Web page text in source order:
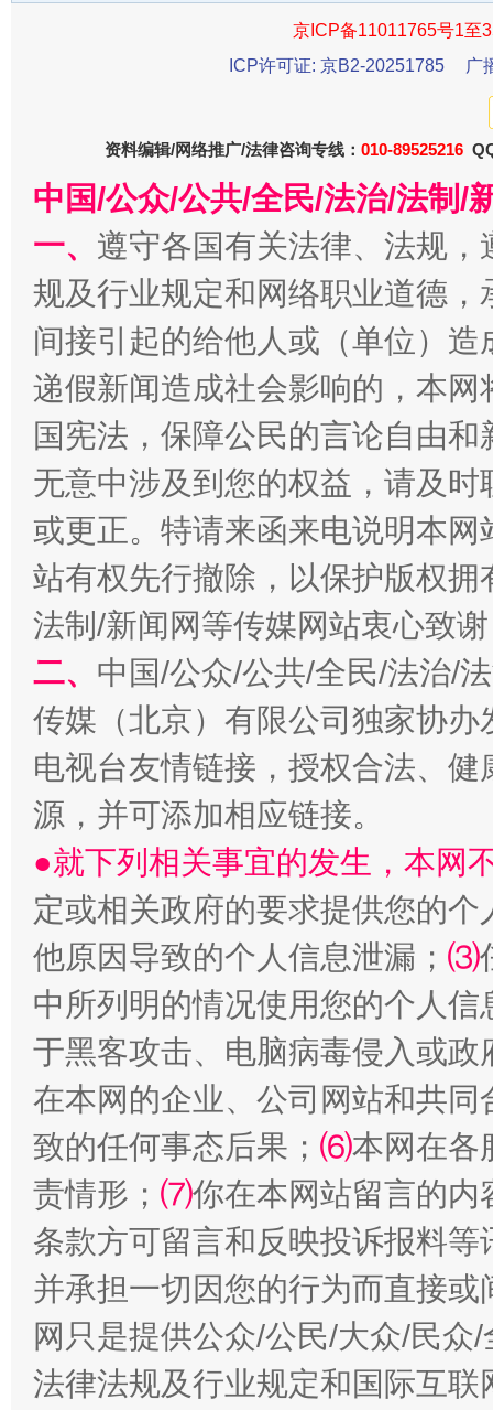
受贿1.44亿！段成刚被判无期 从幼
全民健身五年计划来了！等你上场
阿坝州三大球赛在茂县开幕 规模
扯下公款旅游的“隐身衣” 如何以
京ICP备11011765号1至
ICP许可证: 京B2-20251785
广
资料编辑/网络推广/法律咨询专线： 010-89525216
中国/公众/公共/全民/法治/法制/
一、 遵守各国有关法律、法规
规及行业规定和网络职业道德
间接引起的给他人或（单位）
递假新闻造成社会影响的，本
国宪法，保障公民的言论自由
无意中涉及到您的权益，请及
或更正。特请来函来电说明本
站有权先行撤除，以保护版权
法制/新闻网等传媒网站衷心致
二、 中国/公众/公共/全民/法治/
传媒（北京）有限公司独家协
电视台友情链接，授权合法、
源，并可添加相应链接。
●就下列相关事宜的发生，本网
定或相关政府的要求提供您的个
他原因导致的个人信息泄漏； ⑶
中所列明的情况使用您的个人
于黑客攻击、电脑病毒侵入或
在本网的企业、公司网站和共
致的任何事态后果； ⑹本网在各
责情形； ⑺你在本网站留言的内
条款方可留言和反映投诉报料
并承担一切因您的行为而直接
网只是提供公众/公民/大众/民
法律法规及行业规定和国际互